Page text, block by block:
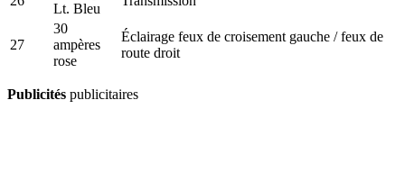
Lt. Bleu
27
30
ampères
rose
Éclairage feux de croisement gauche / feux de
route droit
Publicités publicitaires